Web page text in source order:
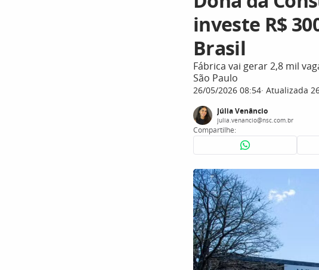
investe R$
Brasil
Fábrica vai gerar 2,8 mil
São Paulo
26/05/2026 08:54 Atualizada
Júlia Venâncio
julia.venancio@nsc.com.br
Compartilhe: